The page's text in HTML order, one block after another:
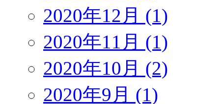
2020年12月 (1)
2020年11月 (1)
2020年10月 (2)
2020年9月 (1)